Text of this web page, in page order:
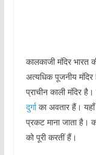
कालकाजी मंदिर भारत
अत्यधिक पूजनीय मंदिर
प्राचीन काली मंदिर
दुर्गाका अवतार हैं।
प्रकट माना जाता है।
को पूरी करतीं हैं।